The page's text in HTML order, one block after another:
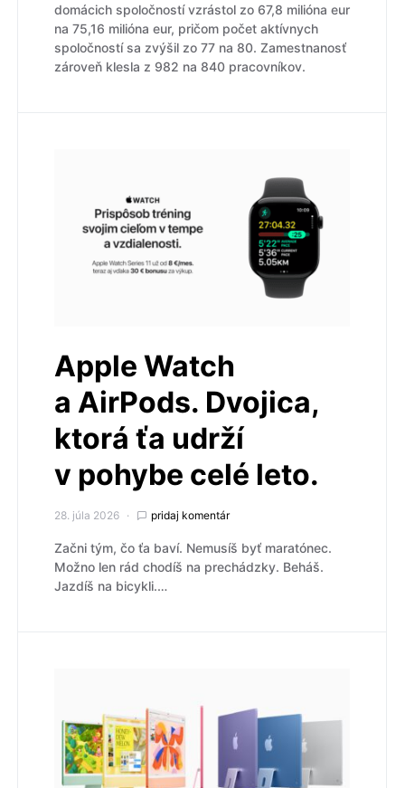
domácich spoločností vzrástol zo 67,8 milióna eur
na 75,16 milióna eur, pričom počet aktívnych
spoločností sa zvýšil zo 77 na 80. Zamestnanosť
zároveň klesla z 982 na 840 pracovníkov.
Apple Watch
a AirPods. Dvojica,
ktorá ťa udrží
v pohybe celé leto.
28. júla 2026 pridaj komentár
Začni tým, čo ťa baví. Nemusíš byť maratónec.
Možno len rád chodíš na prechádzky. Beháš.
Jazdíš na bicykli.…